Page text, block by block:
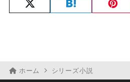
ホーム シリーズ小説